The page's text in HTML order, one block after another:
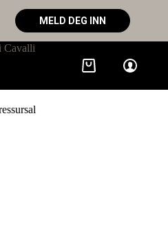
MELD DEG INN